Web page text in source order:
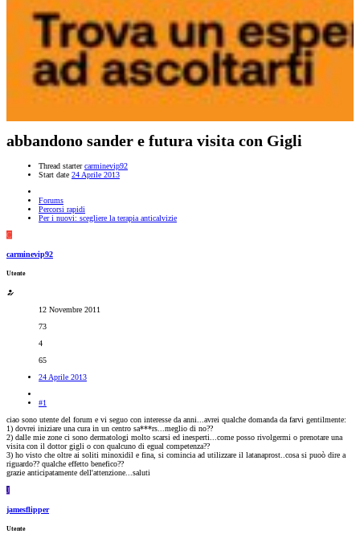
abbandono sander e futura visita con Gigli
Thread starter carminevip92
Start date 24 Aprile 2013
Forums
Percorsi rapidi
Per i nuovi: scegliere la terapia anticalvizie
C
carminevip92
Utente
12 Novembre 2011
73
4
65
24 Aprile 2013
#1
ciao sono utente del forum e vi seguo con interesse da anni...avrei qualche domanda da farvi gentilmente:
1) dovrei iniziare una cura in un centro sa***rs...meglio di no??
2) dalle mie zone ci sono dermatologi molto scarsi ed inesperti...come posso rivolgermi o prenotare una
visita con il dottor gigli o con qualcuno di egual competenza??
3) ho visto che oltre ai soliti minoxidil e fina, si comincia ad utilizzare il latanaprost..cosa si puoò dire a
riguardo?? qualche effetto benefico??
grazie anticipatamente dell'attenzione...saluti
J
jamesflipper
Utente